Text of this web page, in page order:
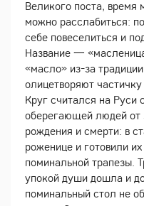
Великого поста, время
можно расслабиться:
себе повеселиться и
Название 一
«масло» из-за
олицетворяют
Круг считался на Руси
оберегающей людей от
рождения и смерти: в
роженице и готовили
поминальной трапезы.
упокой души дошла и
поминальный стол не